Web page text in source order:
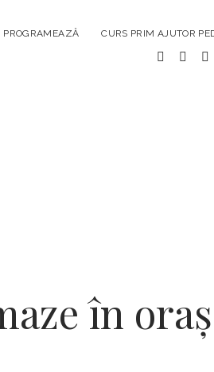
PROGRAMEAZĂ CURS PRIM AJUTOR
în oraș